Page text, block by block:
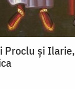
Proclu și